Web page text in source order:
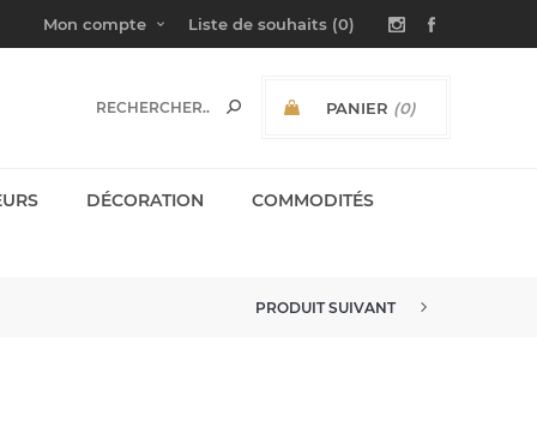
Mon compte Liste de souhaits (0)
PANIER (0)
DÉCORATION COMMODITÉS
PRODUIT SUIVANT